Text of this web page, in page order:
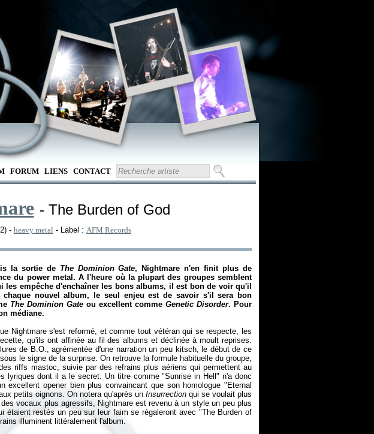
FORUM LIENS CONTACT
- The Burden of God
- heavy metal - Label : AFM Records
la sortie de The Dominion Gate, Nightmare n'en finit plus de
du power metal. A l'heure où la plupart des groupes semblent
les empêche d'enchaîner les bons albums, il est bon de voir qu'il
chaque nouvel album, le seul enjeu est de savoir s'il sera bon
The Dominion Gateou excellent comme Genetic Disorder. Pour
médiane.
Nightmare s'est reformé, et comme tout vétéran qui se respecte, les
qu'ils ont affinée au fil des albums et déclinée à moult reprises.
de B.O., agrémentée d'une narration un peu kitsch, le début de ce
le signe de la surprise. On retrouve la formule habituelle du groupe,
riffs mastoc, suivie par des refrains plus aériens qui permettent au
lyriques dont il a le secret. Un titre comme "Sunrise in Hell" n'a donc
excellent opener bien plus convaincant que son homologue "Eternal
petits oignons. On notera qu'après un Insurrection qui se voulait plus
vocaux plus agressifs, Nightmare est revenu à un style un peu plus
étaient restés un peu sur leur faim se régaleront avec "The Burden of
illuminent littéralement l'album.